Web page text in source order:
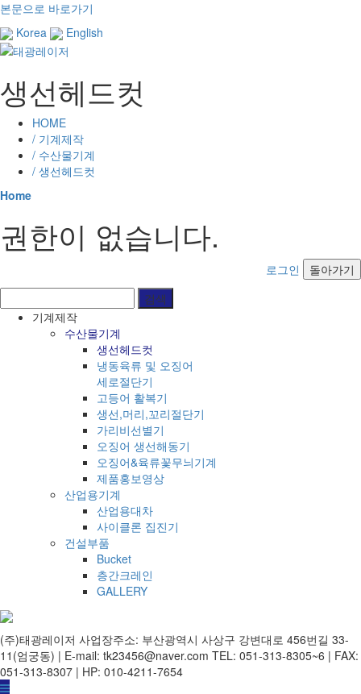
본문으로 바로가기
Korea
English
생선헤드컷
HOME
/ 기계제작
/ 수산물기계
/ 생선헤드컷
Home
권한이 없습니다.
로그인 돌아가기
기계제작
수산물기계
생선헤드컷
냉동육류 및 오징어
세로절단기
고등어 활복기
생선,머리,꼬리절단기
가리비선별기
오징어 생선해동기
오징어&육류꽃무늬기계
제품홍보영상
산업용기계
산업용대차
사이클론 집진기
건설부품
Bucket
층간크레인
GALLERY
(주)태광레이저 사업장주소: 부산광역시 사상구 강변대로 456번길 33-
11(엄궁동) | E-mail: tk23456@naver.com TEL: 051-313-8305~6 | FAX:
051-313-8307 | HP: 010-4211-7654